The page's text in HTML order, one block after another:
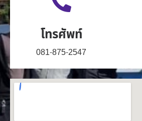
โทรศัพท์
081-875-2547